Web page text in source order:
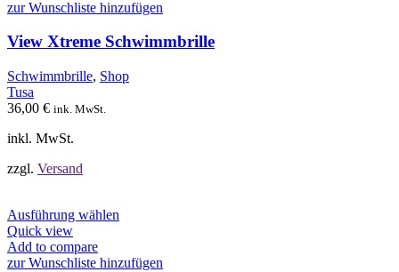
mehrere
auf.
Optionen
können
zur Wunschliste hinzufügen
View Xtreme Schwimmbrille
Schwimmbrille, Shop
Tusa
36,00 € ink. MwSt.
inkl. MwSt.
zzgl. Versand
Ausführung wählen
mehrere
Quick view
Add to compare
zur Wunschliste hinzufügen